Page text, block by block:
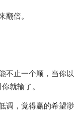
翻倍。
不止一个顺，当你以
就输了。
调，觉得赢的希望渺